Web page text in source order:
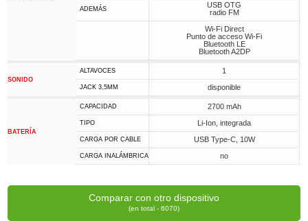
ADEMÁS
USB OTG
radio FM
Wi-Fi Direct
Punto de acceso Wi-Fi
Bluetooth LE
Bluetooth A2DP
SONIDO
ALTAVOCES 1
JACK 3,5MM disponible
BATERÍA
CAPACIDAD 2700 mAh
TIPO Li-Ion, integrada
CARGA POR CABLE USB Type-C, 10W
CARGA INALÁMBRICA no
Comparar con otro dispositivo
(en total - 6070)